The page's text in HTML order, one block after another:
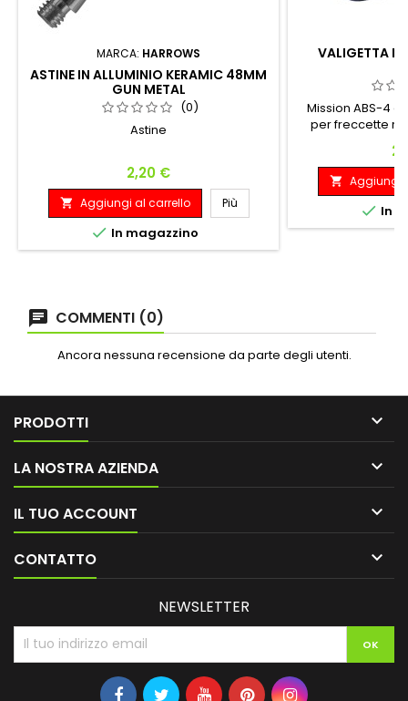
MARCA: HARROWS
ASTINE IN ALLUMINIO KERAMIC 48MM
GUN METAL
(0)
Astine
Prezzo
2,20 €
 Aggiungi al carrello Più
 In magazzino
VALIGETTA
Mission ABS-4
per freccette
inserto in
elasticizzato,
sicurezza
 Aggiungi
 In
COMMENTI (0)
Ancora nessuna recensione da parte degli utenti.
PRODOTTI 
LA NOSTRA AZIENDA 
IL TUO ACCOUNT 
CONTATTO 
NEWSLETTER